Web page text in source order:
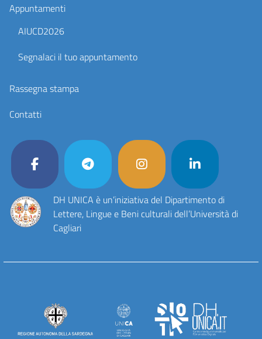
Appuntamenti
AIUCD2026
Segnalaci il tuo appuntamento
Rassegna stampa
Contatti
DH UNICA è un’iniziativa del Dipartimento di
Lettere, Lingue e Beni culturali dell’Università di
Cagliari